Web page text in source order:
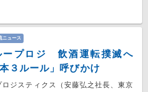
ニュース
ープロジ 飲酒運転撲滅へ
３ルール」呼びかけ
ロジスティクス（安藤弘之社長、東京